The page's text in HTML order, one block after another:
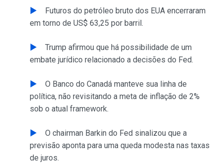
Futuros do petróleo bruto dos EUA encerraram
em torno de US$ 63,25 por barril.
Trump afirmou que há possibilidade de um
embate jurídico relacionado a decisões do Fed.
O Banco do Canadá manteve sua linha de
política, não revisitando a meta de inflação de 2%
sob o atual framework.
O chairman Barkin do Fed sinalizou que a
previsão aponta para uma queda modesta nas taxas
de juros.